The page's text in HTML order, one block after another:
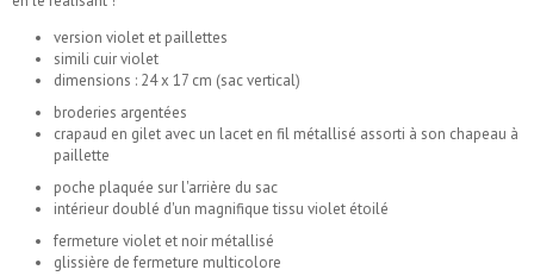
version violet et paillettes
simili cuir violet
dimensions : 24 x 17 cm (sac vertical)
broderies argentées
crapaud en gilet avec un lacet en fil métallisé assorti à son chapeau à
paillette
poche plaquée sur l'arrière du sac
intérieur doublé d'un magnifique tissu violet étoilé
fermeture violet et noir métallisé
glissière de fermeture multicolore